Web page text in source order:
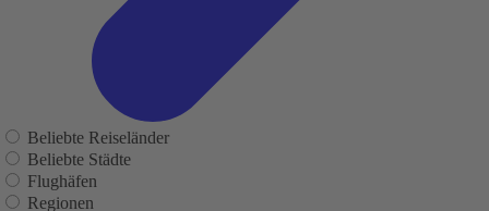
Beliebte Reiseländer
Beliebte Städte
Flughäfen
Regionen